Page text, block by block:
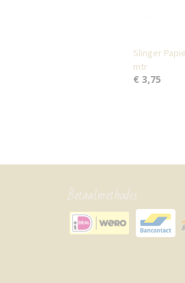
Slinger
mtr
€ 3,75
Betaalmethodes